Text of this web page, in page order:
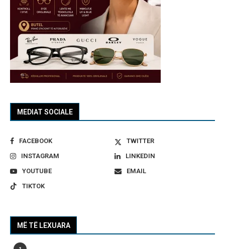
MEDIAT SOCIALE
FACEBOOK
TWITTER
INSTAGRAM
LINKEDIN
YOUTUBE
EMAIL
TIKTOK
MË TË LEXUARA